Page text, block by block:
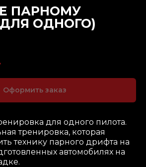
ПАРНОМУ
ОДНОГО)
Оформить заказ
для одного пилота.
тренировка, которая
технику парного дрифта на
автомобилях на